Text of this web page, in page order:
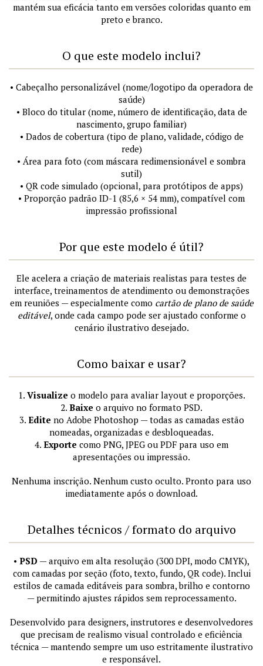
mantém sua eficácia tanto em versões coloridas quanto em
preto e branco.
O que este modelo inclui?
• Cabeçalho personalizável (nome/logotipo da operadora de
saúde)
• Bloco do titular (nome, número de identificação, data de
nascimento, grupo familiar)
• Dados de cobertura (tipo de plano, validade, código de
rede)
• Área para foto (com máscara redimensionável e sombra
sutil)
• QR code simulado (opcional, para protótipos de apps)
• Proporção padrão ID-1 (85,6 × 54 mm), compatível com
impressão profissional
Por que este modelo é útil?
Ele acelera a criação de materiais realistas para testes de
interface, treinamentos de atendimento ou demonstrações
em reuniões — especialmente como cartão de plano de saúde
editável, onde cada campo pode ser ajustado conforme o
cenário ilustrativo desejado.
Como baixar e usar?
1. Visualize o modelo para avaliar layout e proporções.
2. Baixe o arquivo no formato PSD.
3. Edite no Adobe Photoshop — todas as camadas estão
nomeadas, organizadas e desbloqueadas.
4. Exporte como PNG, JPEG ou PDF para uso em
apresentações ou impressão.
Nenhuma inscrição. Nenhum custo oculto. Pronto para uso
imediatamente após o download.
Detalhes técnicos / formato do arquivo
• PSD — arquivo em alta resolução (300 DPI, modo CMYK),
com camadas por seção (foto, texto, fundo, QR code). Inclui
estilos de camada editáveis para sombra, brilho e contorno
— permitindo ajustes rápidos sem reprocessamento.
Desenvolvido para designers, instrutores e desenvolvedores
que precisam de realismo visual controlado e eficiência
técnica — mantendo sempre um uso estritamente ilustrativo
e responsável.